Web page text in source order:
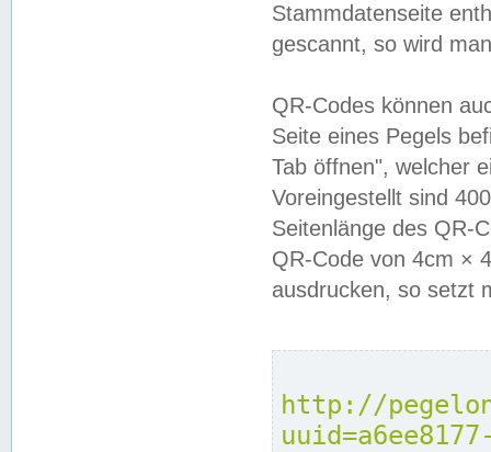
Stammdatenseite
gescannt, so wird
QR-Codes können
Seite eines Pegels
Tab öffnen", welcher
Voreingestellt sind
Seitenlänge des QR-
QR-Code von 4cm ×
ausdrucken, so setzt
http://